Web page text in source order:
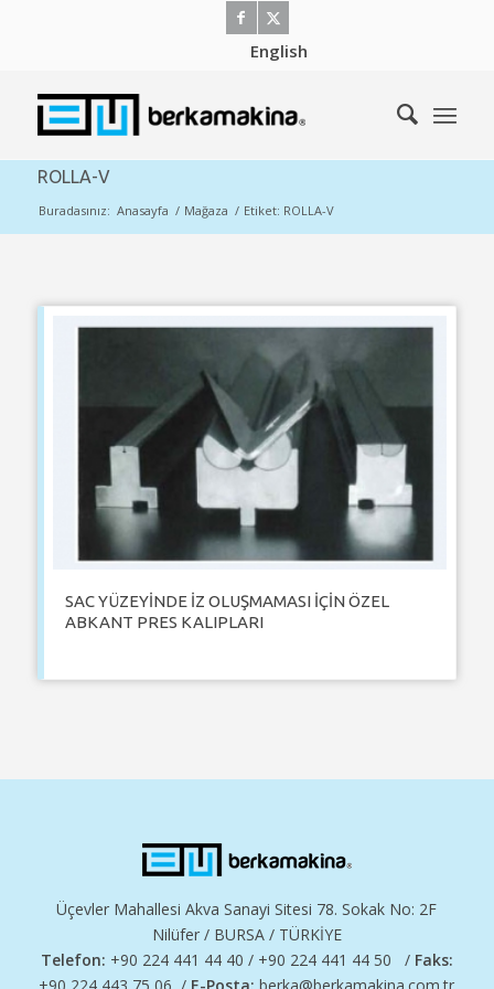
English
ROLLA-V
Buradasınız: Anasayfa / Mağaza / Etiket: ROLLA-V
SAC YÜZEYİNDE İZ OLUŞMAMASI İÇİN ÖZEL
ABKANT PRES KALIPLARI
Üçevler Mahallesi Akva Sanayi Sitesi 78. Sokak No: 2F
Nilüfer / BURSA / TÜRKİYE
Telefon: +90 224 441 44 40 / +90 224 441 44 50 / Faks: